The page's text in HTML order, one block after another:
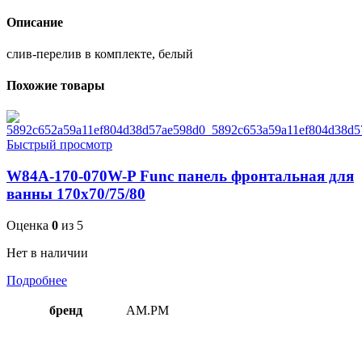
Описание
слив-перелив в комплекте, белый
Похожие товары
Быстрый просмотр
W84A-170-070W-P Func панель фронтальная для
ванны 170х70/75/80
Оценка 0 из 5
Нет в наличии
Подробнее
бренд AM.PM